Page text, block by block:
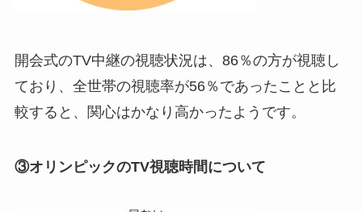
開会式のTV中継の視聴状況は、86％の方が視聴し
ており、全世帯の視聴率が56％であったことと比
較すると、関心はかなり高かったようです。
③オリンピックのTV視聴時間について